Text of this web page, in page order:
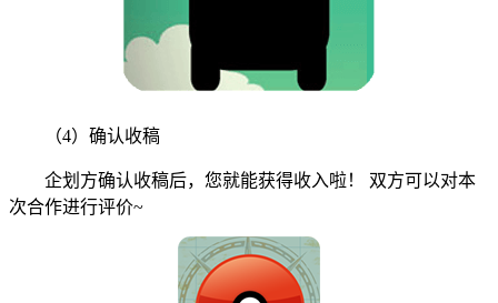
（4）确认收稿
企划方确认收稿后，您就能获得收入啦！ 双方可以对本
次合作进行评价~